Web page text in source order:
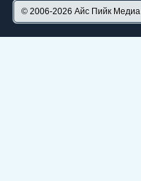
© 2006-2026 Айс Пийк Медиа